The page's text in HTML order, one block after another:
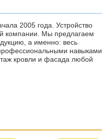
2005 года. Устройство
компании. Мы предлагаем
а именно: весь
навыками,
кровли и фасада любой